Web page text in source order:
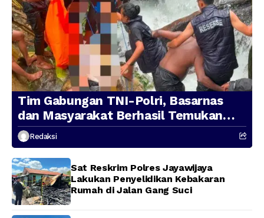
Tim Gabungan TNI-Polri, Basarnas
dan Masyarakat Berhasil Temukan
Presenter TVRI Papua Barat yang
Hilang di Sungai Memti
Redaksi
Sat Reskrim Polres Jayawijaya
Lakukan Penyelidikan Kebakaran
Rumah di Jalan Gang Suci